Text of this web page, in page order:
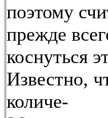
поэтому
прежде
коснуться
Известно,
количе-